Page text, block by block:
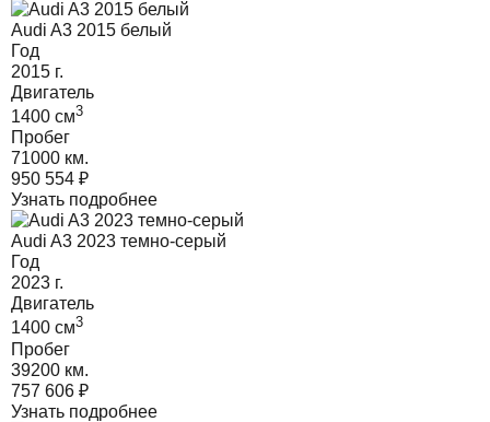
Audi A3 2015 белый
Год
2015 г.
Двигатель
1400 cм3
Пробег
71000 км.
950 554 ₽
Узнать подробнее
Audi A3 2023 темно-серый
Год
2023 г.
Двигатель
1400 cм3
Пробег
39200 км.
757 606 ₽
Узнать подробнее